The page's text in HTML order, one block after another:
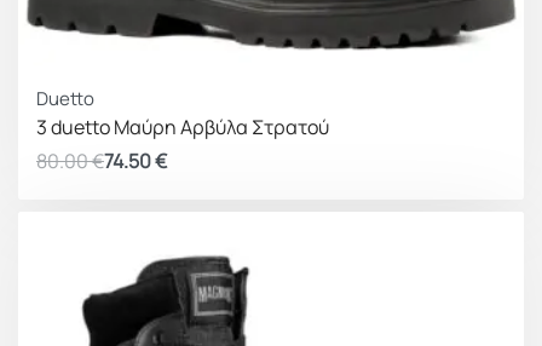
Duetto
3 duetto Μαύρη Αρβύλα Στρατού
80.00€74.50€